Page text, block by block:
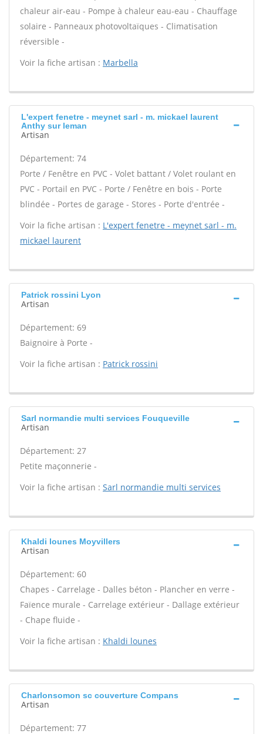
chaleur air-eau - Pompe à chaleur eau-eau - Chauffage
solaire - Panneaux photovoltaïques - Climatisation
réversible -
Voir la fiche artisan : Marbella
L'expert fenetre - meynet sarl - m. mickael laurent
Anthy sur leman
Artisan
Département: 74
Porte / Fenêtre en PVC - Volet battant / Volet roulant en
PVC - Portail en PVC - Porte / Fenêtre en bois - Porte
blindée - Portes de garage - Stores - Porte d'entrée -
Voir la fiche artisan : L'expert fenetre - meynet sarl - m.
mickael laurent
Patrick rossini Lyon
Artisan
Département: 69
Baignoire à Porte -
Voir la fiche artisan : Patrick rossini
Sarl normandie multi services Fouqueville
Artisan
Département: 27
Petite maçonnerie -
Voir la fiche artisan : Sarl normandie multi services
Khaldi lounes Moyvillers
Artisan
Département: 60
Chapes - Carrelage - Dalles béton - Plancher en verre -
Faïence murale - Carrelage extérieur - Dallage extérieur
- Chape fluide -
Voir la fiche artisan : Khaldi lounes
Charlonsomon sc couverture Compans
Artisan
Département: 77